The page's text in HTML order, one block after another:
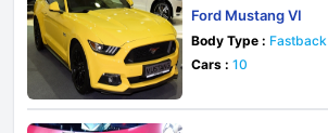
Ford Mustang VI
Body Type : Fastback
Cars : 10